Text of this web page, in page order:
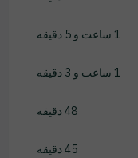
1 ساعت و 5 دقیقه
1 ساعت و 3 دقیقه
48 دقیقه
45 دقیقه